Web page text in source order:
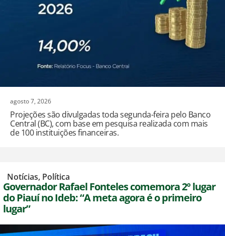
agosto 7, 2026
Projeções são divulgadas toda segunda-feira pelo Banco
Central (BC), com base em pesquisa realizada com mais
de 100 instituições financeiras.
Notícias, Política
Governador Rafael Fonteles comemora 2º lugar
do Piauí no Ideb: “A meta agora é o primeiro
lugar”